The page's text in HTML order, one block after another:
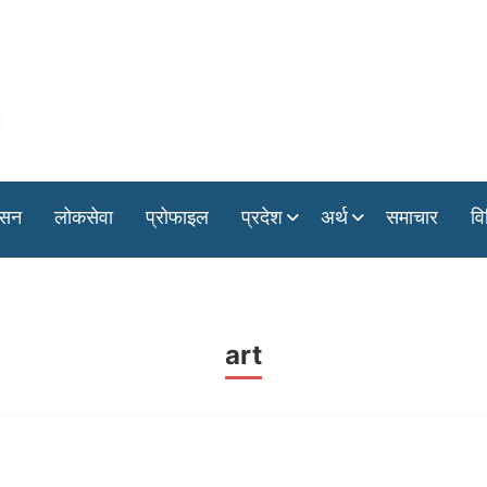
लोकसेवा प्रोफाइल प्रदेश अर्थ समाचार
art